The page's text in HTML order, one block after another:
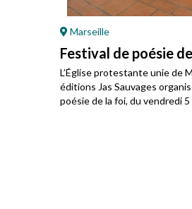
Marseille
Festival de poésie
L’Église protestante unie de
éditions Jas Sauvages
poésie de la foi, du vendredi